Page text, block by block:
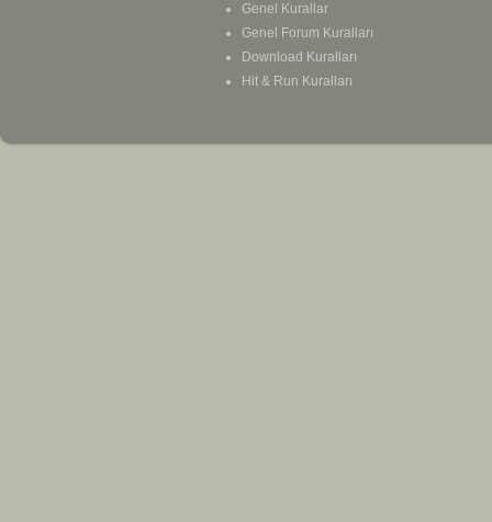
Genel Kurallar
Genel Forum Kuralları
Download Kuralları
Hit & Run Kuralları